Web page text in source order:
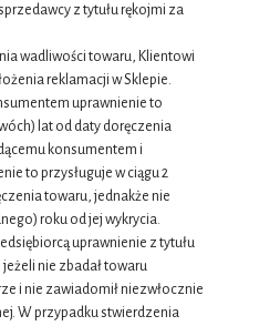
z tytułu rękojmi za
wadliwości towaru, Klientowi
reklamacji w Sklepie.
uprawnienie to
lat od daty doręczenia
konsumentem i
to przysługuje w ciągu 2
towaru, jednakże nie
roku od jej wykrycia.
uprawnienie z tytułu
nie zbadał towaru
i nie zawiadomił niezwłocznie
W przypadku stwierdzenia